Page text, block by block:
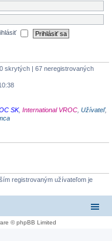
skrytých | 67 neregistrovaných
SK, International VROC Užívateľ,
registrovaným užívateľom je
© phpBB Limited